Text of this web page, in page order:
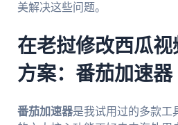
美解决这些问题。
在老挝修改西瓜
方案：番茄加速器
番茄加速器是我试用过的多款工